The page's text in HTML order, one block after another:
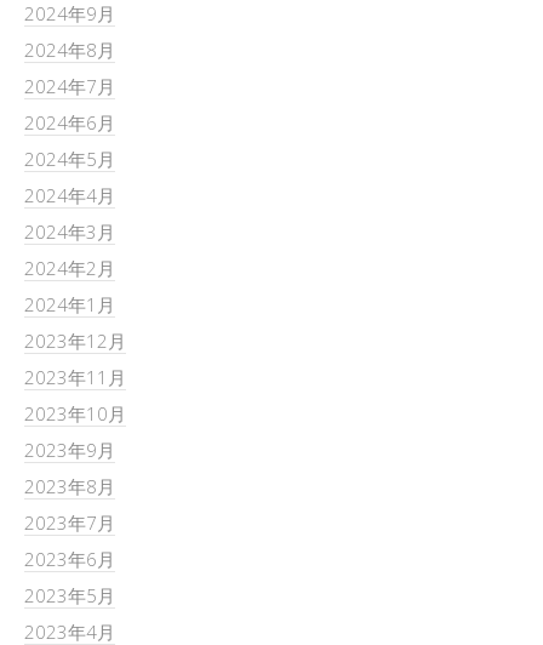
2024年9月
2024年8月
2024年7月
2024年6月
2024年5月
2024年4月
2024年3月
2024年2月
2024年1月
2023年12月
2023年11月
2023年10月
2023年9月
2023年8月
2023年7月
2023年6月
2023年5月
2023年4月